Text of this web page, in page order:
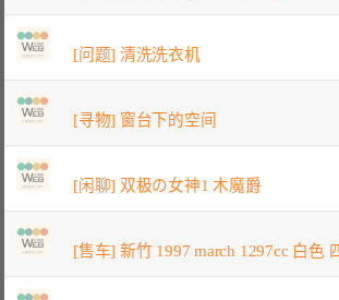
[问题] 清洗洗衣机
[寻物] 窗台下的空间
[闲聊] 双极の女神1 木魔爵
[售车] 新竹 1997 march 1297cc 白色